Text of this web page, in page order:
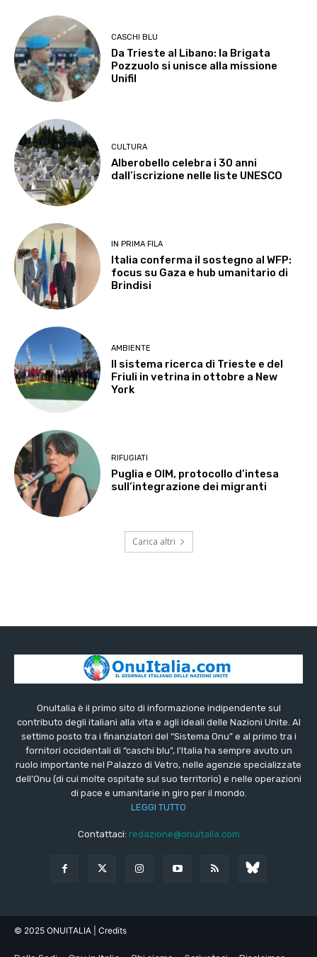
CASCHI BLU
Da Trieste al Libano: la Brigata
Pozzuolo si unisce alla missione
Unifil
CULTURA
Alberobello celebra i 30 anni
dall’iscrizione nelle liste UNESCO
IN PRIMA FILA
Italia conferma il sostegno al WFP:
focus su Gaza e hub umanitario di
Brindisi
AMBIENTE
Il sistema ricerca di Trieste e del
Friuli in vetrina in ottobre a New
York
RIFUGIATI
Puglia e OIM, protocollo d’intesa
sull’integrazione dei migranti
Carica altri
OnuItalia è il primo sito di informazione indipendente sul
contributo degli italiani alla vita e agli ideali delle Nazioni Unite. Al
settimo posto tra i finanziatori del “Sistema Onu” e al primo tra i
fornitori occidentali di “caschi blu”, l’Italia ha sempre avuto un
ruolo importante nel Palazzo di Vetro, nelle agenzie specializzate
dell’Onu (di cui molte ospitate sul suo territorio) e nelle operazioni
di pace e umanitarie in giro per il mondo.
LEGGI TUTTO
Contattaci: redazione@onuitalia.com
© 2025 ONUITALIA | Credits